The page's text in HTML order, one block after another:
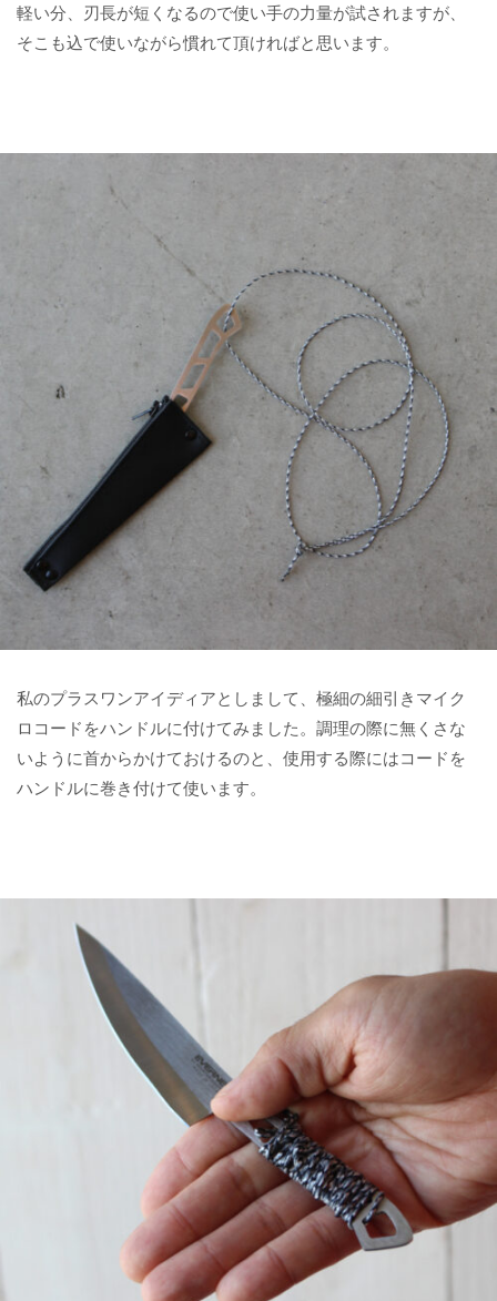
軽い分、刃長が短くなるので使い手の力量が試されますが、
そこも込で使いながら慣れて頂ければと思います。
私のプラスワンアイディアとしまして、極細の細引きマイク
ロコードをハンドルに付けてみました。調理の際に無くさな
いように首からかけておけるのと、使用する際にはコードを
ハンドルに巻き付けて使います。